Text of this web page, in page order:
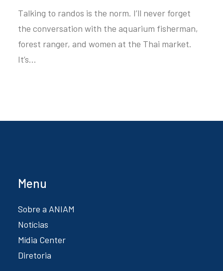
Talking to randos is the norm. I’ll never forget
the conversation with the aquarium fisherman,
forest ranger, and women at the Thai market.
It’s…
Menu
Sobre a ANIAM
Notícias
Mídia Center
Diretoria